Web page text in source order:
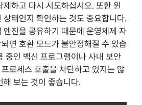
하고 다시 시도하십시오. 또한 윈
상태인지 확인하는 것도 중요합니다.
엔진을 공유하기 때문에 운영체제 자
면 호환 모드가 불안정해질 수 있습
중인 백신 프로그램이나 사내 보안
로세스 호출을 차단하고 있지는 않
보는 것이 좋습니다.